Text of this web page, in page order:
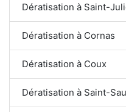
Dératisation à Saint-
Dératisation à Cornas
Dératisation à Coux
Dératisation à Saint-